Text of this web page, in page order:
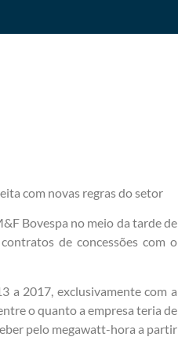
com novas regras do setor
Bovespa no meio da tarde de
de concessões com o
a 2017, exclusivamente com a
o quanto a empresa teria de
pelo megawatt-hora a partir